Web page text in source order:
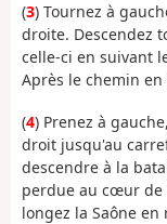
(3) Tournez à
droite. Descendez
celle-ci en suivant
Après le chemin
(4) Prenez à
droit jusqu'au
descendre à la
perdue au cœur de
longez la Saône